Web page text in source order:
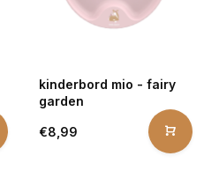
kinderbord mio - fairy
garden
€8,99